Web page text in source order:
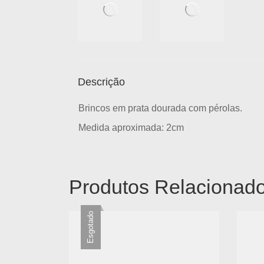
Descrição
Brincos em prata dourada com pérolas.
Medida aproximada: 2cm
Produtos
Esgotado